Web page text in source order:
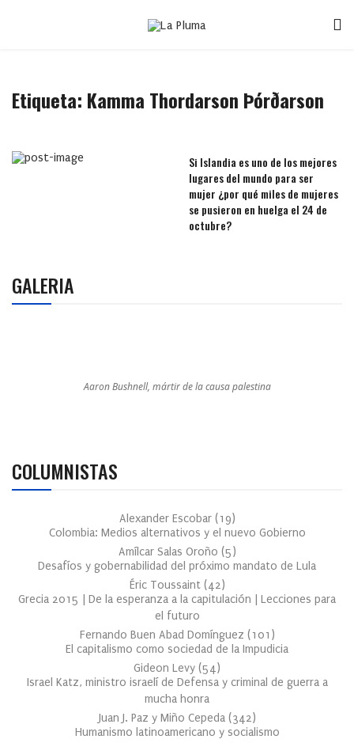
Etiqueta: Kamma Thordarson Þórðarson
Si Islandia es uno de los mejores
lugares del mundo para ser
mujer ¿por qué miles de mujeres
se pusieron en huelga el 24 de
octubre?
GALERIA
Aaron Bushnell, mártir de la causa palestina
COLUMNISTAS
Alexander Escobar (19)
Colombia: Medios alternativos y el nuevo Gobierno
Amílcar Salas Oroño (5)
Desafíos y gobernabilidad del próximo mandato de Lula
Éric Toussaint (42)
Grecia 2015 | De la esperanza a la capitulación | Lecciones para
el futuro
Fernando Buen Abad Domínguez (101 )
El capitalismo como sociedad de la Impudicia
Gideon Levy (54)
Israel Katz, ministro israelí de Defensa y criminal de guerra a
mucha honra
Juan J. Paz y Miño Cepeda (342)
Humanismo latinoamericano y socialismo